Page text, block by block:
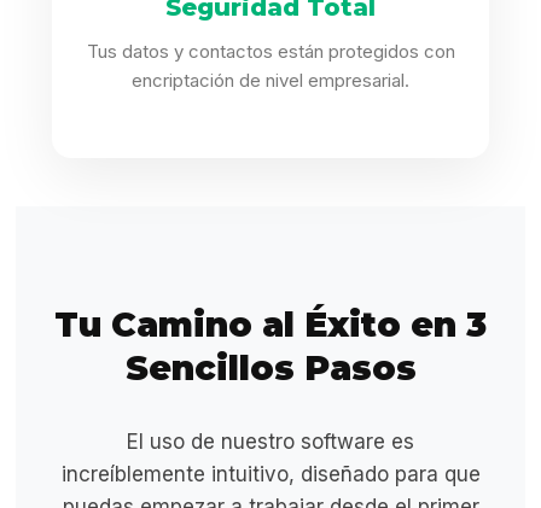
Seguridad Total
Tus datos y contactos están protegidos con
encriptación de nivel empresarial.
Tu Camino al Éxito en 3
Sencillos Pasos
El uso de nuestro software es
increíblemente intuitivo, diseñado para que